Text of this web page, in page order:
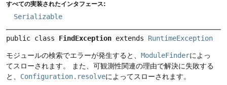
すべての実装されたインタフェース:
Serializable
public class FindException extends RuntimeException
モジュールの検索でエラーが発生すると、 ModuleFinderによっ
てスローされます。
また、可観測性関連の理由で解決に失敗する
と、 Configuration.resolveによってスローされます。